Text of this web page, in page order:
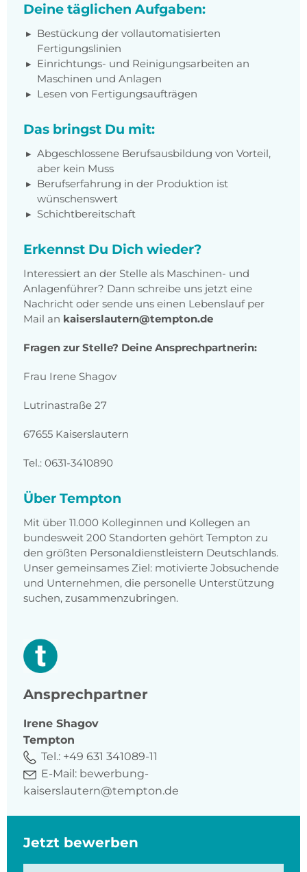
Deine täglichen Aufgaben:
Bestückung der vollautomatisierten
Fertigungslinien
Einrichtungs- und Reinigungsarbeiten an
Maschinen und Anlagen
Lesen von Fertigungsaufträgen
Das bringst Du mit:
Abgeschlossene Berufsausbildung von Vorteil,
aber kein Muss
Berufserfahrung in der Produktion ist
wünschenswert
Schichtbereitschaft
Erkennst Du Dich wieder?
Interessiert an der Stelle als Maschinen- und
Anlagenführer? Dann schreibe uns jetzt eine
Nachricht oder sende uns einen Lebenslauf per
Mail an kaiserslautern@tempton.de
Fragen zur Stelle? Deine Ansprechpartnerin:
Frau Irene Shagov
Lutrinastraße 27
67655 Kaiserslautern
Tel.: 0631-3410890
Über Tempton
Mit über 11.000 Kolleginnen und Kollegen an
bundesweit 200 Standorten gehört Tempton zu
den größten Personaldienstleistern Deutschlands.
Unser gemeinsames Ziel: motivierte Jobsuchende
und Unternehmen, die personelle Unterstützung
suchen, zusammenzubringen.
Ansprechpartner
Irene Shagov
Tempton
Tel.: +49 631 341089-11
E-Mail: bewerbung-
kaiserslautern@tempton.de
Jetzt bewerben